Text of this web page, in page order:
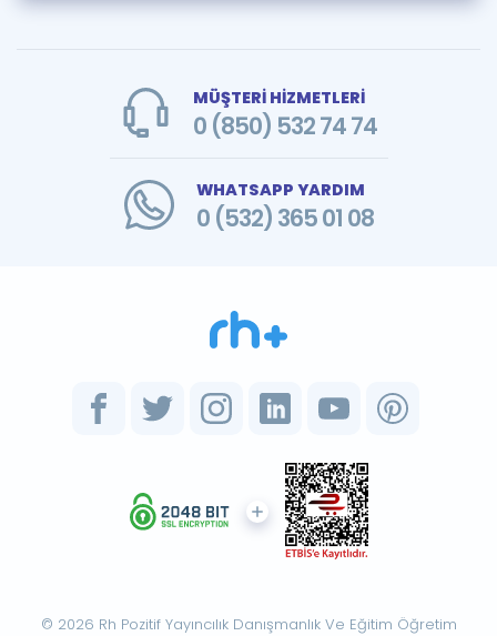
MÜŞTERİ HİZMETLERİ
0 (850) 532 74 74
WHATSAPP YARDIM
0 (532) 365 01 08
© 2026 Rh Pozitif Yayıncılık Danışmanlık Ve Eğitim Öğretim